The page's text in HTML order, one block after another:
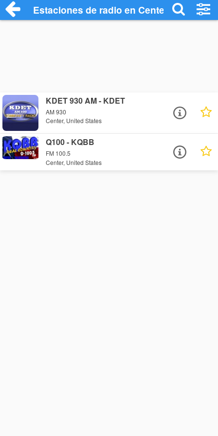
Estaciones de radio en Center -
KDET 930 AM - KDET
AM 930
Center, United States
Q100 - KQBB
FM 100.5
Center, United States